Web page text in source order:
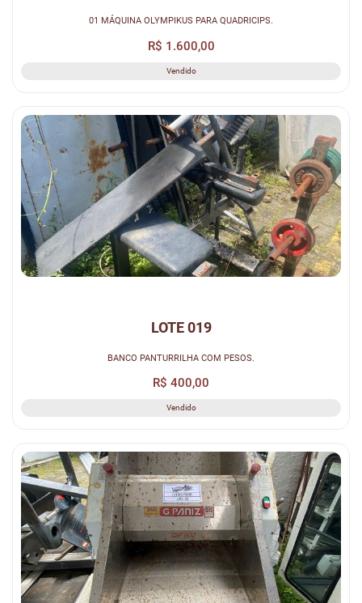
01 MÁQUINA OLYMPIKUS PARA QUADRICIPS.
R$ 1.600,00
Vendido
LOTE 019
BANCO PANTURRILHA COM PESOS.
R$ 400,00
Vendido